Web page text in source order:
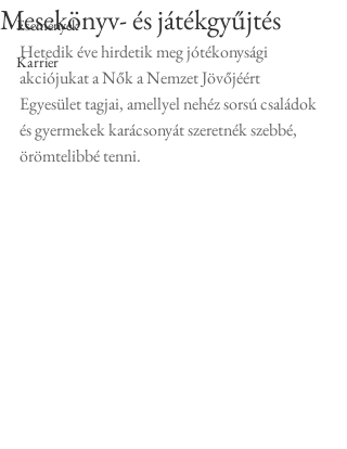
Események
Karrier
Mesekönyv- és játékgyűjtés
Hetedik éve hirdetik meg jótékonysági
akciójukat a Nők a Nemzet Jövőjéért
Egyesület tagjai, amellyel nehéz sorsú családok
és gyermekek karácsonyát szeretnék szebbé,
örömtelibbé tenni.